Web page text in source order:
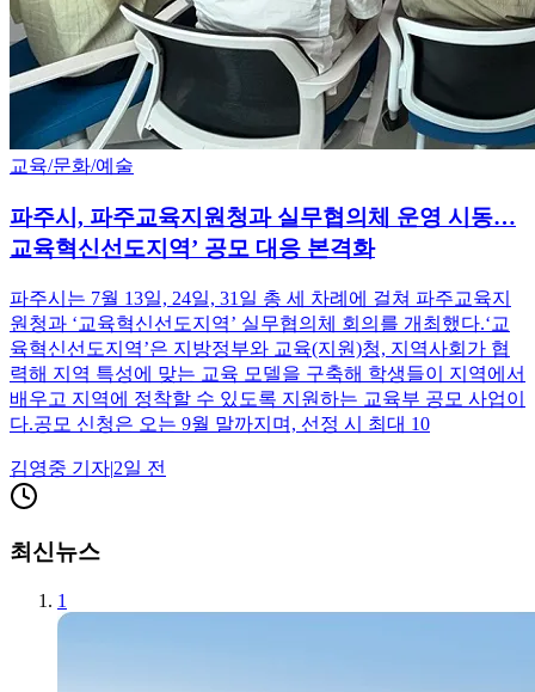
교육/문화/예술
파주시, 파주교육지원청과 실무협의체 운영 시동…
교육혁신선도지역’ 공모 대응 본격화
파주시는 7월 13일, 24일, 31일 총 세 차례에 걸쳐 파주교육지
원청과 ‘교육혁신선도지역’ 실무협의체 회의를 개최했다.‘교
육혁신선도지역’은 지방정부와 교육(지원)청, 지역사회가 협
력해 지역 특성에 맞는 교육 모델을 구축해 학생들이 지역에서
배우고 지역에 정착할 수 있도록 지원하는 교육부 공모 사업이
다.공모 신청은 오는 9월 말까지며, 선정 시 최대 10
김영중 기자|2일 전
최신뉴스
1